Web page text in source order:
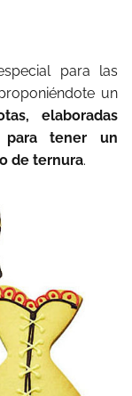
para las
un
elaboradas
para tener un
de ternura.